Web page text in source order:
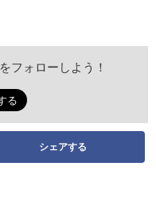
をフォローしよう！
シェアする